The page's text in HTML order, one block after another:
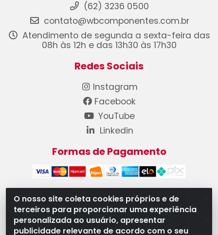
O nosso site coleta cookies próprios e de
terceiros para proporcionar uma experiência
personalizada ao usuário, apresentar
publicidade relevante de acordo com o seu
(62) 3236 0500
contato@wbcomponentes.com.br
Atendimento de segunda a sexta-feira das
08h às 12h e das 13h30 às 17h30
Redes Sociais
Instagram
Facebook
YouTube
Linkedin
Formas de Pagamento
WB Componentes Automotivos LTDA - CNPJ
08.528.393/0001-12 - Rua do Níquel, 667 - Parque
Oeste Industrial, Goiânia/GO - CEP 74375-660